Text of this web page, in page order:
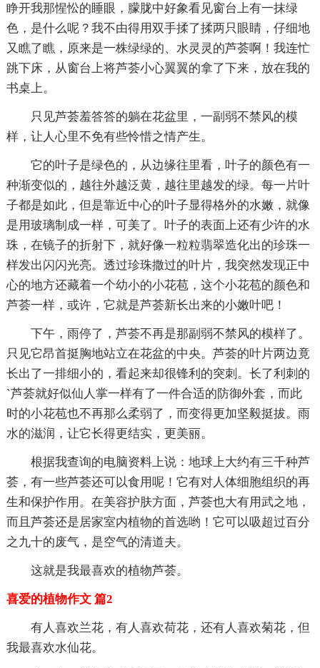
睁开我那惺忪的睡眼，朦胧中好象看见窗台上有一抹绿
色，是什么呢？我不由得用双手揉了揉两只眼睛，仔细地
又瞧了瞧，原来是一株绿绿的、水灵灵的芦荟啊！我连忙
跳下床，从窗台上将芦荟小心翼翼的拿了下来，放在我的
书桌上。
只见芦荟羞答答的躺在花盆里，一副弱不禁风的模
样，让人心里不免有些怜惜之情产生。
它的叶子是绿色的，从边缘往里看，叶子的颜色有一
种渐变似的，越往外越泛黄，越往里越发的绿。每一片叶
子都是如此，但是靠近中心的叶子显得格外的水嫩，就像
是用玻璃制成一样，可美了。叶子的表面上还有少许的水
珠，在镜子的折射下，就好像一粒粒翡翠造化出的珍珠一
样发出闪闪光亮。透过珍珠撒过的叶片，我突然发现正中
心的地方还藏着一个幼小的小花苞，这个小花苞的颜色和
芦荟一样，或许，它就是芦荟新长出来的小嫩叶吧！
下午，雨停了，芦荟不再是那副弱不禁风的模样了。
只见它昂首挺胸地站立在花盆的中央。芦荟的叶片两边竟
长出了一排细小的，看起来却很锋利的突刺。长了利刺的
`芦荟就好似仙人掌一样有了一件合适的防御外套，而此
时的小花苞也不再那么柔弱了，而变得更加坚毅挺拔。雨
水的滋润，让它长得更结实，更美丽。
根据我查询的电脑资料上说：地球上大约有三千种芦
荟，有一些芦荟还可以食用呢！它有对人体细胞组织的再
生和保护作用。在美容护肤方面，芦荟也大有用武之地，
而且芦荟还是居家室内植物的首选哟！它可以吸超过百分
之九十的废气，是空气的清道夫。
这就是我最喜欢的植物芦荟。
喜爱的植物作文 篇2
有人喜欢兰花，有人喜欢荷花，还有人喜欢菊花，但
我最喜欢水仙花。